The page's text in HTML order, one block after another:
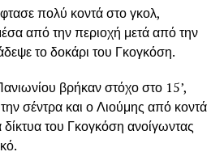
πολύ κοντά στο γκολ,
από την περιοχή μετά από την
το δοκάρι του Γκογκόση.
βρήκαν στόχο στο 15’,
σέντρα και ο Λιούμης από κοντά
δίκτυα του Γκογκόση ανοίγωντας